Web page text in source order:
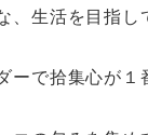
生活を目指し
で拾集心が１